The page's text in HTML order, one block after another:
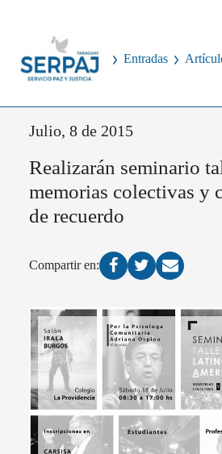
Entradas
Julio, 8 de 2015
Realizarán seminario
memorias colectivas y
de recuerdo
Compartir en: